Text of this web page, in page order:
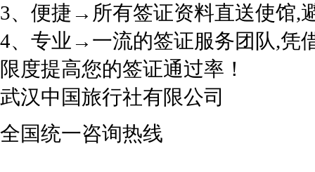
3、便捷→所有签证资料直送使馆,
4、专业→一流的签证服务团队,凭
限度提高您的签证通过率！
武汉中国旅行社有限公司
全国统一咨询热线